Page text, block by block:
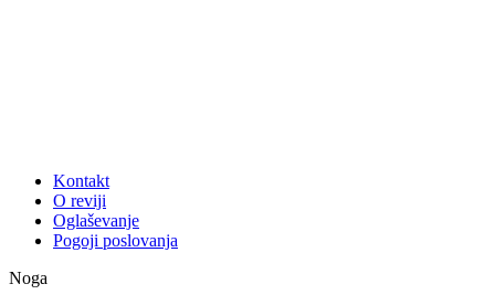
Kontakt
O reviji
Oglaševanje
Pogoji poslovanja
Noga